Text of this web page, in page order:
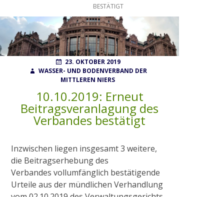
Wahlen
Finanzierung
Gewässerunterhaltung
BESTÄTIGT
POSTED
ON
23. OKTOBER 2019
WASSER- UND BODENVERBAND DER
MITTLEREN NIERS
10.10.2019: Erneut
Beitragsveranlagung des
Verbandes bestätigt
Inzwischen liegen insgesamt 3 weitere,
die Beitragserhebung des
Verbandes vollumfänglich bestätigende
Urteile aus der mündlichen Verhandlung